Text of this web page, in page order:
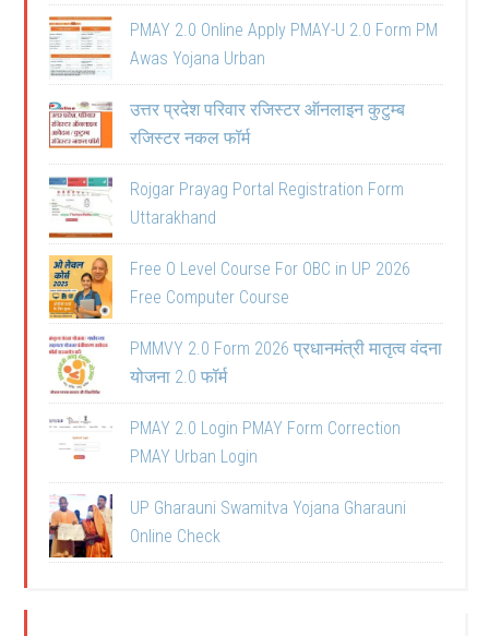
PMAY 2.0 Online Apply PMAY-U 2.0 Form PM
Awas Yojana Urban
उत्तर प्रदेश परिवार रजिस्टर ऑनलाइन कुटुम्ब
रजिस्टर नकल फॉर्म
Rojgar Prayag Portal Registration Form
Uttarakhand
Free O Level Course For OBC in UP 2026
Free Computer Course
PMMVY 2.0 Form 2026 प्रधानमंत्री मातृत्व वंदना
योजना 2.0 फॉर्म
PMAY 2.0 Login PMAY Form Correction
PMAY Urban Login
UP Gharauni Swamitva Yojana Gharauni
Online Check